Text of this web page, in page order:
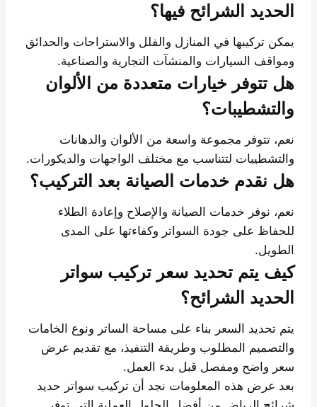
الحديد الشرائح فيها؟
يمكن تركيبها في المنازل والفلل والاستراحات والحدائق
ومواقف السيارات والمنشآت التجارية والصناعية.
هل تتوفر خيارات متعددة من الألوان
والتشطيبات؟
نعم، تتوفر مجموعة واسعة من الألوان والدهانات
والتشطيبات لتتناسب مع مختلف الواجهات والديكورات.
هل نقدم خدمات الصيانة بعد التركيب؟
نعم، نوفر خدمات الصيانة والإصلاح وإعادة الطلاء
للحفاظ على جودة السواتر وكفاءتها على المدى
الطويل.
كيف يتم تحديد سعر تركيب سواتر
الحديد الشرائح؟
يتم تحديد السعر بناء على مساحة الساتر ونوع الخامات
والتصميم المطلوب وطريقة التنفيذ، مع تقديم عرض
سعر واضح ومفصل قبل بدء العمل.
بعد عرض هذه المعلومات نجد أن تركيب سواتر حديد